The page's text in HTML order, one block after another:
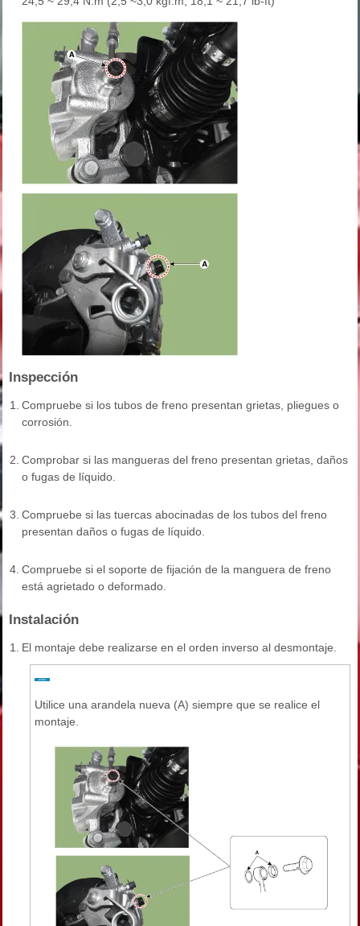
Inspección
1. Compruebe si los tubos de freno presentan grietas, pliegues o
corrosión.
2. Comprobar si las mangueras del freno presentan grietas, daños
o fugas de líquido.
3. Compruebe si las tuercas abocinadas de los tubos del freno
presentan daños o fugas de líquido.
4. Compruebe si el soporte de fijación de la manguera de freno
está agrietado o deformado.
Instalación
1. El montaje debe realizarse en el orden inverso al desmontaje.
Utilice una arandela nueva (A) siempre que se realice el
montaje.